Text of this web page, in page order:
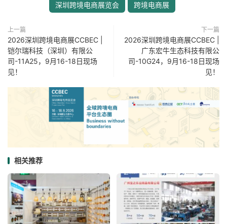
深圳跨境电商展览会 跨境电商展
上一篇
2026深圳跨境电商展CCBEC |
铠尔瑞科技（深圳）有限公
司-11A25，9月16-18日现场
见！
下一篇
2026深圳跨境电商展CCBEC |
广东宏牛生态科技有限公
司-10G24，9月16-18日现场
见！
相关推荐